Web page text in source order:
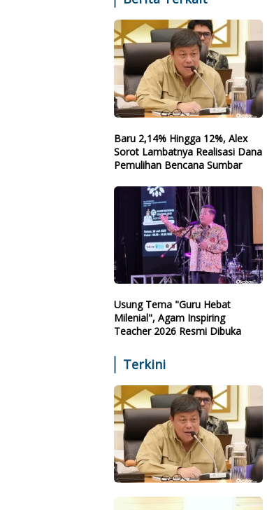
Baru 2,14% Hingga 12%, Alex
Sorot Lambatnya Realisasi Dana
Pemulihan Bencana Sumbar
Usung Tema "Guru Hebat
Milenial", Agam Inspiring
Teacher 2026 Resmi Dibuka
Terkini